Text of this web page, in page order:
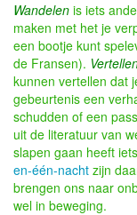
Wandelen is iets
maken met het je
een bootje kunt
de Fransen).
kunnen vertellen dat
gebeurtenis een
schudden of een
uit de literatuur van
slapen gaan heeft
en-één-nacht zijn
brengen ons naar
wel in beweging.